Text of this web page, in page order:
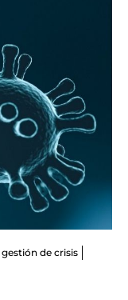
gestión de crisis